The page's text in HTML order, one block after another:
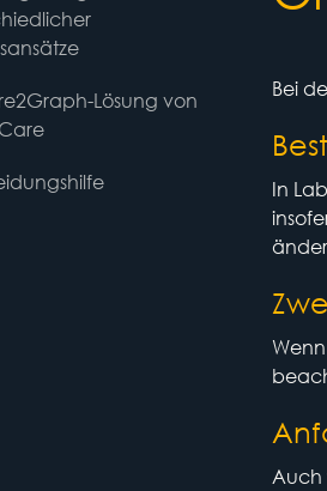
Lösung von
Bei
In
Auch